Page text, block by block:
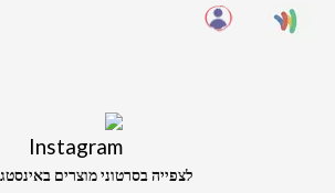
לצפייה בסרטוני מוצרים